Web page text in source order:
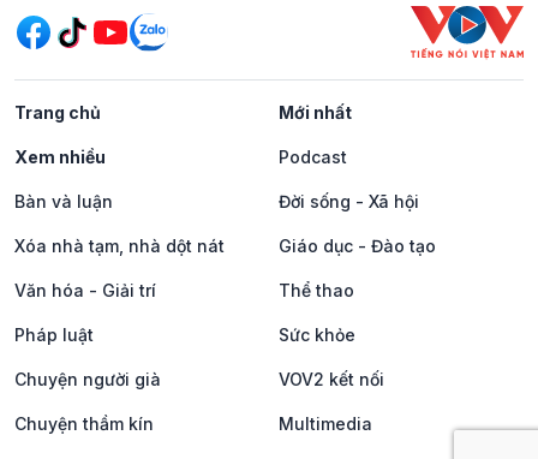
Trang chủ Mới nhất
Xem nhiều Podcast
Bàn và luận Đời sống - Xã hội
Xóa nhà tạm, nhà dột nát Giáo dục - Đào tạo
Văn hóa - Giải trí Thể thao
Pháp luật Sức khỏe
Chuyện người già VOV2 kết nối
Chuyện thầm kín Multimedia